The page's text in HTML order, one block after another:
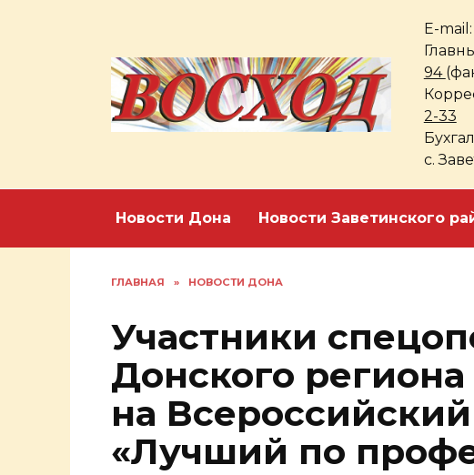
E-mail:
94
2-33
с.
Новости Дона Новости Заветинского
ГЛАВНАЯ » НОВОСТИ ДОНА
Участники
Донского
на
«Лучший по